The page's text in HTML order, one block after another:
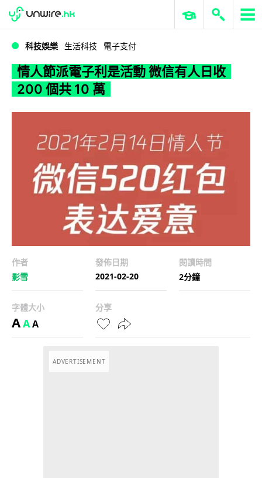
WWDC 2026 ERP 與商業 AI
科技娛樂 生活科技 電子支付
情人節派電子利是活動 微信有人日收
200 個共 10 萬
作者
影雪
發佈日期
2021-02-20
閱讀時間
2分鐘
字體大小
AAA
分享
ADVERTISEMENT